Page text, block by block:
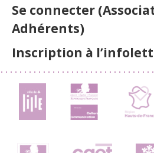
Se connecter
Adhérents)
Inscription à